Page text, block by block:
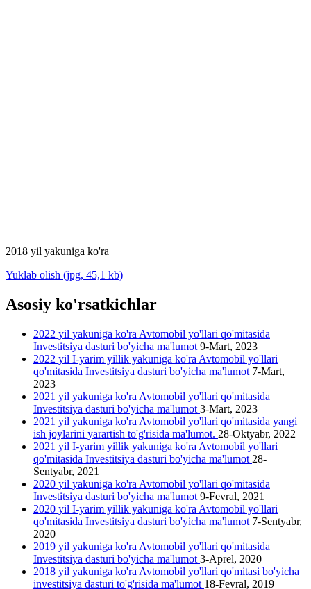
2018 yil yakuniga ko'ra
Yuklab olish (jpg, 45,1 kb)
Asosiy ko'rsatkichlar
2022 yil yakuniga ko'ra Avtomobil yo'llari qo'mitasida
Investitsiya dasturi bo'yicha ma'lumot 9-Mart, 2023
2022 yil I-yarim yillik yakuniga ko'ra Avtomobil yo'llari
qo'mitasida Investitsiya dasturi bo'yicha ma'lumot 7-Mart,
2023
2021 yil yakuniga ko'ra Avtomobil yo'llari qo'mitasida
Investitsiya dasturi bo'yicha ma'lumot 3-Mart, 2023
2021 yil yakuniga ko'ra Avtomobil yo'llari qo'mitasida yangi
ish joylarini yarartish to'g'risida ma'lumot. 28-Oktyabr, 2022
2021 yil I-yarim yillik yakuniga ko'ra Avtomobil yo'llari
qo'mitasida Investitsiya dasturi bo'yicha ma'lumot 28-
Sentyabr, 2021
2020 yil yakuniga ko'ra Avtomobil yo'llari qo'mitasida
Investitsiya dasturi bo'yicha ma'lumot 9-Fevral, 2021
2020 yil I-yarim yillik yakuniga ko'ra Avtomobil yo'llari
qo'mitasida Investitsiya dasturi bo'yicha ma'lumot 7-Sentyabr,
2020
2019 yil yakuniga ko'ra Avtomobil yo'llari qo'mitasida
Investitsiya dasturi bo'yicha ma'lumot 3-Aprel, 2020
2018 yil yakuniga ko'ra Avtomobil yo'llari qo'mitasi bo'yicha
investitsiya dasturi to'g'risida ma'lumot 18-Fevral, 2019